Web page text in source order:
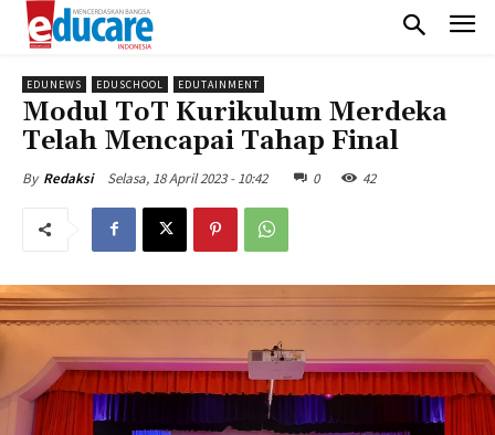
EDUNEWS EDUSCHOOL EDUTAINMENT
Modul ToT Kurikulum Merdeka
Telah Mencapai Tahap Final
By Redaksi Selasa, 18 April 2023 - 10:42 0 42